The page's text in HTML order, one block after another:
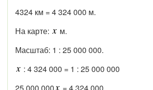
4324 км = 4 324 000 м.
На карте:
м.
Масштаб: 1 : 25 000 000.
: 4 324 000 = 1 : 25 000 000
25 000 000
= 4 324 000